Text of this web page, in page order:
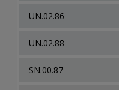
UN.02.86
UN.02.88
SN.00.87